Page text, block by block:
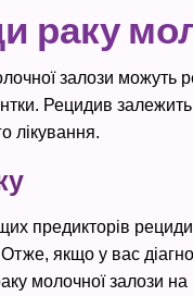
раку
залози можуть
Рецидив
лікування.
предикторів
якщо у вас
молочної залози